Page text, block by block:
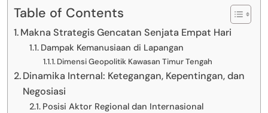
Table of Contents
Makna Strategis Gencatan Senjata Empat Hari
Dampak Kemanusiaan di Lapangan
Dimensi Geopolitik Kawasan Timur Tengah
Dinamika Internal: Ketegangan, Kepentingan, dan
Negosiasi
Posisi Aktor Regional dan Internasional